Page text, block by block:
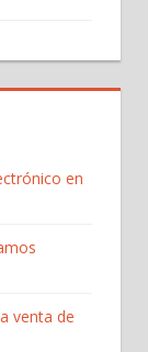
en
venta de